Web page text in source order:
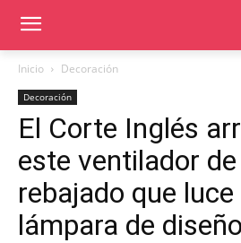
Inicio Decoración
Decoración
El Corte Inglés
este ventilador
rebajado que
lámpara de diseño